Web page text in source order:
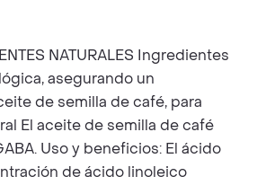
NATURALES Ingredientes
asegurando un
de semilla de café, para
El aceite de semilla de café
Uso y beneficios: El ácido
de ácido linoleico